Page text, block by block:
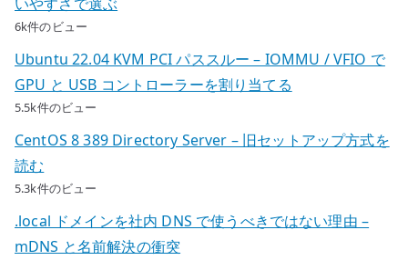
6k件のビュー
Ubuntu 22.04 KVM PCI パススルー – IOMMU / VFIO で
GPU と USB コントローラーを割り当てる
5.5k件のビュー
CentOS 8 389 Directory Server – 旧セットアップ方式を
読む
5.3k件のビュー
.local ドメインを社内 DNS で使うべきではない理由 –
mDNS と名前解決の衝突